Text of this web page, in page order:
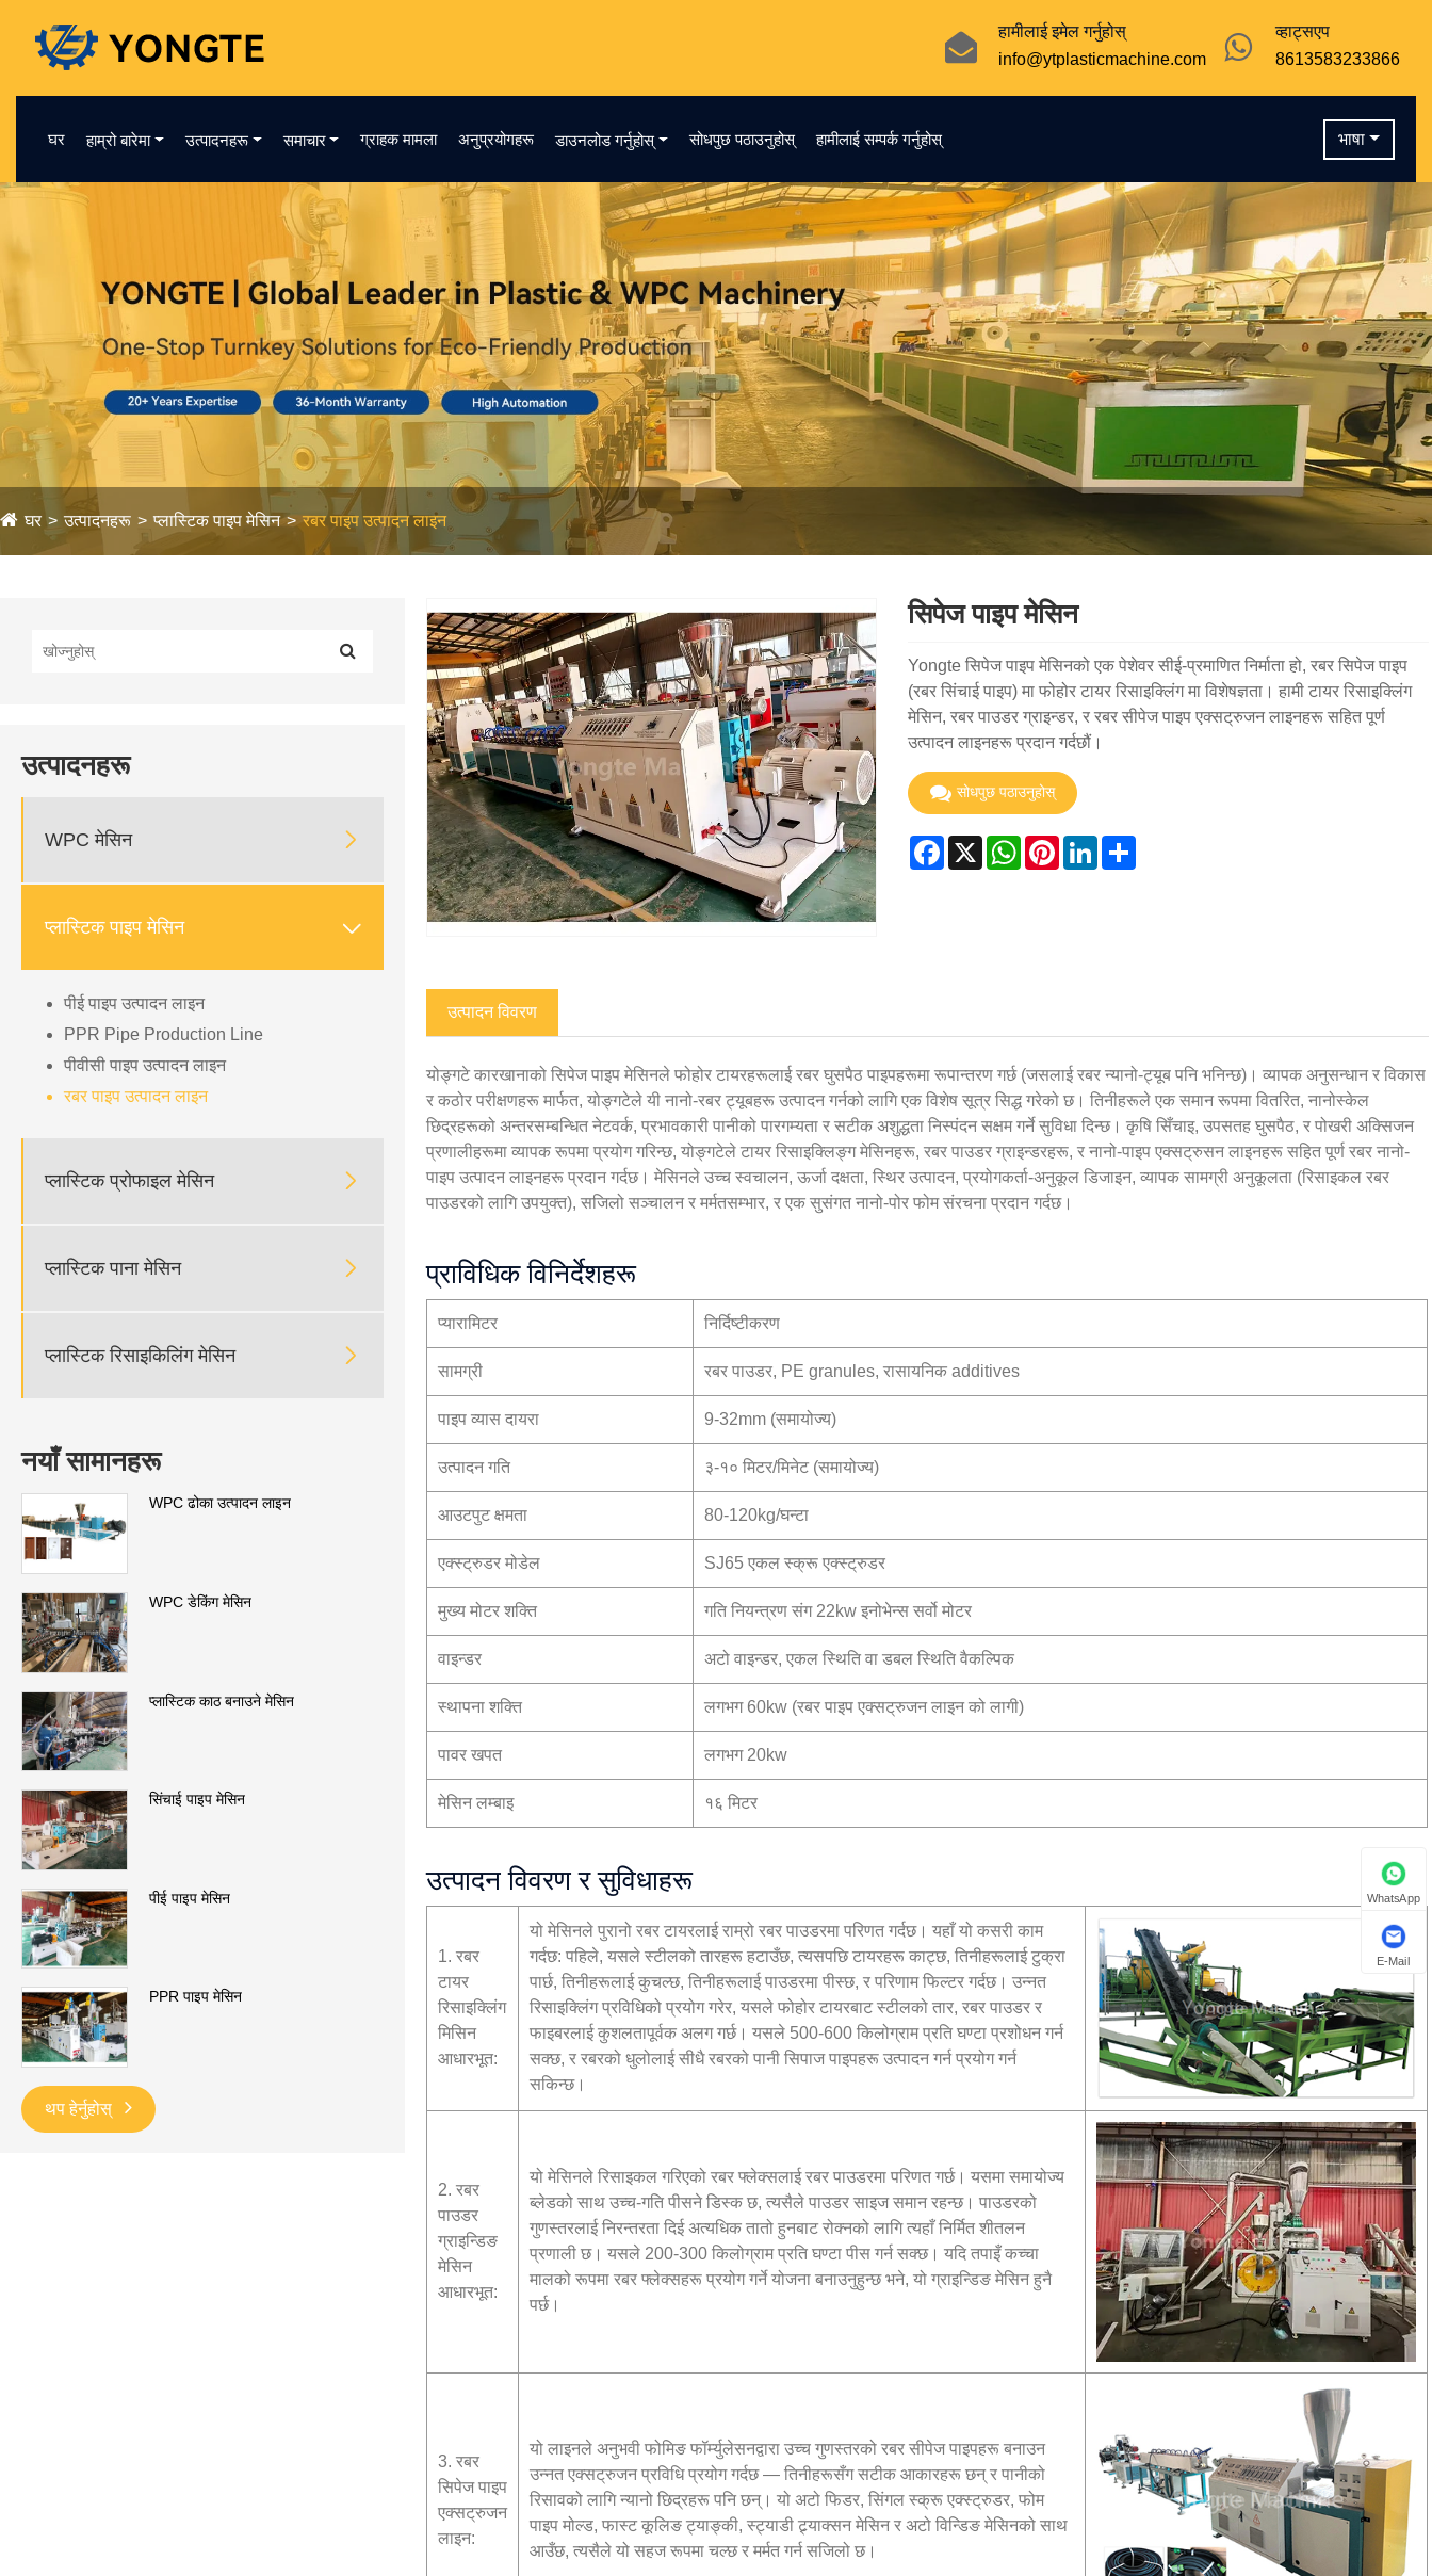
व्हाट्सएप
8613583233866
हामीलाई इमेल गर्नुहोस्
info@ytplasticmachine.com
घर हाम्रो बारेमा उत्पादनहरू समाचार ग्राहक मामला अनुप्रयोगहरू डाउनलोड गर्नुहोस् सोधपुछ पठाउनुहोस् हामीलाई सम्पर्क गर्नुहोस् भाषा
घर उत्पादनहरू प्लास्टिक पाइप मेसिन रबर पाइप उत्पादन लाइन
उत्पादनहरू
WPC मेसिन 
प्लास्टिक पाइप मेसिन 
पीई पाइप उत्पादन लाइन
PPR Pipe Production Line
पीवीसी पाइप उत्पादन लाइन
रबर पाइप उत्पादन लाइन
प्लास्टिक प्रोफाइल मेसिन 
प्लास्टिक पाना मेसिन 
प्लास्टिक रिसाइकिलिंग मेसिन 
नयाँ सामानहरू
WPC ढोका उत्पादन लाइन
WPC डेकिंग मेसिन
प्लास्टिक काठ बनाउने मेसिन
सिंचाई पाइप मेसिन
पीई पाइप मेसिन
PPR पाइप मेसिन
थप हेर्नुहोस्
सिपेज पाइप मेसिन
Yongte सिपेज पाइप मेसिनको एक पेशेवर सीई-प्रमाणित निर्माता हो, रबर सिपेज पाइप
(रबर सिंचाई पाइप) मा फोहोर टायर रिसाइक्लिंग मा विशेषज्ञता। हामी टायर रिसाइक्लिंग
मेसिन, रबर पाउडर ग्राइन्डर, र रबर सीपेज पाइप एक्सट्रुजन लाइनहरू सहित पूर्ण
उत्पादन लाइनहरू प्रदान गर्दछौं।
सोधपुछ पठाउनुहोस्
Facebook
X WhatsApp
PinterestLinkedInShare
उत्पादन विवरण
योङ्गटे कारखानाको सिपेज पाइप मेसिनले फोहोर टायरहरूलाई रबर घुसपैठ पाइपहरूमा रूपान्तरण गर्छ (जसलाई रबर न्यानो-ट्यूब पनि भनिन्छ)। व्यापक अनुसन्धान र विकास
र कठोर परीक्षणहरू मार्फत, योङ्गटेले यी नानो-रबर ट्यूबहरू उत्पादन गर्नको लागि एक विशेष सूत्र सिद्ध गरेको छ। तिनीहरूले एक समान रूपमा वितरित, नानोस्केल
छिद्रहरूको अन्तरसम्बन्धित नेटवर्क, प्रभावकारी पानीको पारगम्यता र सटीक अशुद्धता निस्पंदन सक्षम गर्ने सुविधा दिन्छ। कृषि सिँचाइ, उपसतह घुसपैठ, र पोखरी अक्सिजन
प्रणालीहरूमा व्यापक रूपमा प्रयोग गरिन्छ, योङ्गटेले टायर रिसाइक्लिङ्ग मेसिनहरू, रबर पाउडर ग्राइन्डरहरू, र नानो-पाइप एक्सट्रुसन लाइनहरू सहित पूर्ण रबर नानो-
पाइप उत्पादन लाइनहरू प्रदान गर्दछ। मेसिनले उच्च स्वचालन, ऊर्जा दक्षता, स्थिर उत्पादन, प्रयोगकर्ता-अनुकूल डिजाइन, व्यापक सामग्री अनुकूलता (रिसाइकल रबर
पाउडरको लागि उपयुक्त), सजिलो सञ्चालन र मर्मतसम्भार, र एक सुसंगत नानो-पोर फोम संरचना प्रदान गर्दछ।
प्राविधिक विनिर्देशहरू
प्यारामिटर निर्दिष्टीकरण
सामग्री रबर पाउडर, PE granules, रासायनिक additives
पाइप व्यास दायरा 9-32mm (समायोज्य)
उत्पादन गति ३-१० मिटर/मिनेट (समायोज्य)
आउटपुट क्षमता 80-120kg/घन्टा
एक्स्ट्रुडर मोडेल SJ65 एकल स्क्रू एक्स्ट्रुडर
मुख्य मोटर शक्ति गति नियन्त्रण संग 22kw इनोभेन्स सर्वो मोटर
वाइन्डर अटो वाइन्डर, एकल स्थिति वा डबल स्थिति वैकल्पिक
स्थापना शक्ति लगभग 60kw (रबर पाइप एक्सट्रुजन लाइन को लागी)
पावर खपत लगभग 20kw
मेसिन लम्बाइ १६ मिटर
उत्पादन विवरण र सुविधाहरू
1. रबर
टायर
रिसाइक्लिंग
मिसिन
आधारभूत:
यो मेसिनले पुरानो रबर टायरलाई राम्रो रबर पाउडरमा परिणत गर्दछ। यहाँ यो कसरी काम
गर्दछ: पहिले, यसले स्टीलको तारहरू हटाउँछ, त्यसपछि टायरहरू काट्छ, तिनीहरूलाई टुक्रा
पार्छ, तिनीहरूलाई कुचल्छ, तिनीहरूलाई पाउडरमा पीस्छ, र परिणाम फिल्टर गर्दछ। उन्नत
रिसाइक्लिंग प्रविधिको प्रयोग गरेर, यसले फोहोर टायरबाट स्टीलको तार, रबर पाउडर र
फाइबरलाई कुशलतापूर्वक अलग गर्छ। यसले 500-600 किलोग्राम प्रति घण्टा प्रशोधन गर्न
सक्छ, र रबरको धुलोलाई सीधै रबरको पानी सिपाज पाइपहरू उत्पादन गर्न प्रयोग गर्न
सकिन्छ।
2. रबर
पाउडर
ग्राइन्डिङ
मेसिन
आधारभूत:
यो मेसिनले रिसाइकल गरिएको रबर फ्लेक्सलाई रबर पाउडरमा परिणत गर्छ। यसमा समायोज्य
ब्लेडको साथ उच्च-गति पीसने डिस्क छ, त्यसैले पाउडर साइज समान रहन्छ। पाउडरको
गुणस्तरलाई निरन्तरता दिई अत्यधिक तातो हुनबाट रोक्नको लागि त्यहाँ निर्मित शीतलन
प्रणाली छ। यसले 200-300 किलोग्राम प्रति घण्टा पीस गर्न सक्छ। यदि तपाइँ कच्चा
मालको रूपमा रबर फ्लेक्सहरू प्रयोग गर्ने योजना बनाउनुहुन्छ भने, यो ग्राइन्डिङ मेसिन हुनै
पर्छ।
3. रबर
सिपेज पाइप
एक्सट्रुजन
लाइन:
यो लाइनले अनुभवी फोमिङ फॉर्म्युलेसनद्वारा उच्च गुणस्तरको रबर सीपेज पाइपहरू बनाउन
उन्नत एक्सट्रुजन प्रविधि प्रयोग गर्दछ — तिनीहरूसँग सटीक आकारहरू छन् र पानीको
रिसावको लागि न्यानो छिद्रहरू पनि छन्। यो अटो फिडर, सिंगल स्क्रू एक्स्ट्रुडर, फोम
पाइप मोल्ड, फास्ट कूलिङ ट्याङ्की, स्ट्याडी ट्र्याक्सन मेसिन र अटो विन्डिङ मेसिनको साथ
आउँछ, त्यसैले यो सहज रूपमा चल्छ र मर्मत गर्न सजिलो छ।
WhatsApp
E-Mail